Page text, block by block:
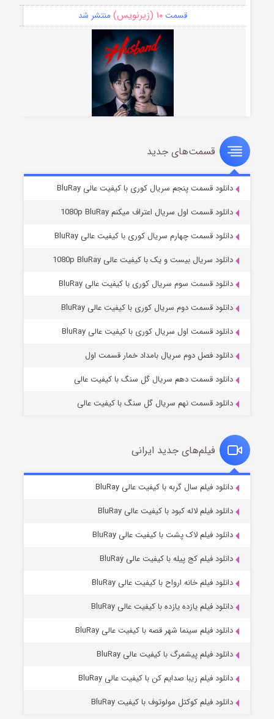
قسمت۱۰ (زیرنویس) منتشر شد
قسمت۸ (زیرنویس) منتشر شد
عملیات آپارتمان
قسمت۲ (زیرنویس) منتشر شد
قسمت۲ (زیرنویس) منتشر شد
قسمت‌های جدید
دانلود قسمت پنجم سریال کوری با کیفیت عالی BluRay
دانلود قسمت اول سریال اعتراف میکنم 1080p BluRay
دانلود قسمت چهارم سریال کوری با کیفیت عالی BluRay
دانلود سریال بیست و یک با کیفیت عالی 1080p BluRay
دانلود قسمت سوم سریال کوری با کیفیت عالی BluRay
دانلود قسمت دوم سریال کوری با کیفیت عالی BluRay
دانلود قسمت اول سریال کوری با کیفیت عالی BluRay
دانلود فصل دوم سریال بامداد خمار قسمت اول
دانلود قسمت دهم سریال گل سنگ با کیفیت عالی
دانلود قسمت نهم سریال گل سنگ با کیفیت عالی
فیلم‌های جدید ایرانی
دانلود فیلم سال گربه با کیفیت عالی BluRay
دانلود فیلم لاله کبود با کیفیت عالی BluRay
دانلود فیلم لاک پشت با کیفیت عالی BluRay
دانلود فیلم کج‌ پیله با کیفیت عالی BluRay
دانلود فیلم خانه ارواح با کیفیت عالی BluRay
دانلود فیلم یازده یازده با کیفیت عالی BluRay
دانلود فیلم سینما شهر قصه با کیفیت عالی BluRay
دانلود فیلم پیشمرگ با کیفیت عالی BluRay
دانلود فیلم زیبا صدایم کن با کیفیت عالی BluRay
دانلود فیلم کوکتل مولوتوف با کیفیت BluRay